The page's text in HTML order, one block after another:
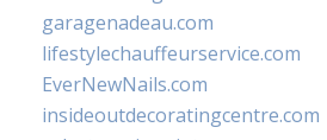
garagenadeau.com
lifestylechauffeurservice.com
EverNewNails.com
insideoutdecoratingcentre.com